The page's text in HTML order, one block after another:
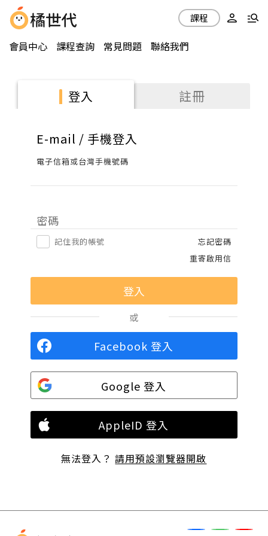
會員中心 課程查詢 常見問題 聯絡我們
課程
登入 註冊
E-mail / 手機登入
電子信箱或台灣手機號碼
密碼
記住我的帳號
忘記密碼
重寄啟用信
或
Facebook 登入
Google 登入
AppleID 登入
無法登入？請用預設瀏覽器開啟